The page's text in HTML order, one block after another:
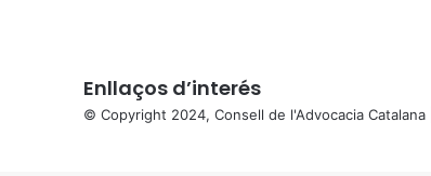
Enllaços d’interés
© Copyright 2024, Consell de l'Advocacia Catalana |